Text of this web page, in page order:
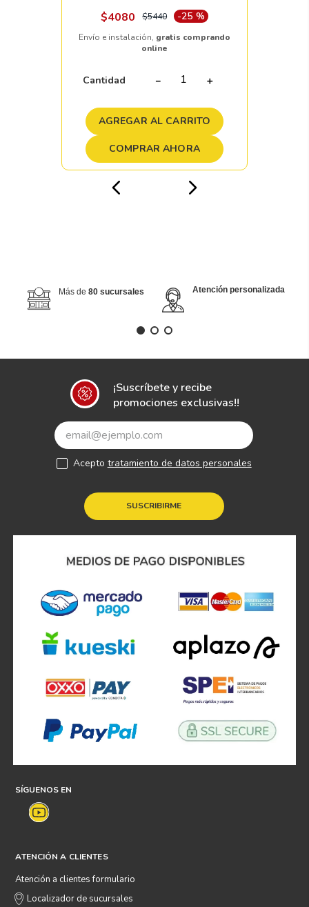
$4080 $5440 -25 %
Envío e instalación, gratis comprando
online
Cantidad ＋
－
AGREGAR AL CARRITO
COMPRAR AHORA
Más de 80 sucursales Atención personalizada
¡Suscríbete y recibe
promociones exclusivas!!
SUSCRIBIRME
Acepto tratamiento de datos personales
SÍGUENOS EN
ATENCIÓN A CLIENTES
Atención a clientes formulario
Localizador de sucursales